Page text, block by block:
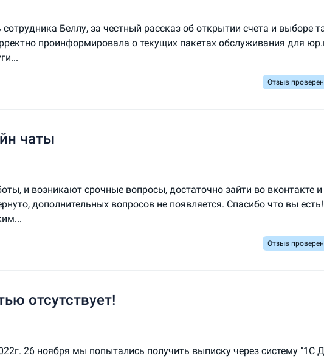
сотрудника Беллу, за честный рассказ об открытии счета и выборе
проинформировала о текущих пакетах обслуживания для
Отзыв проверен
чаты
и возникают срочные вопросы, достаточно зайти во вконтакте и
дополнительных вопросов не появляется. Спасибо что вы
Отзыв проверен
отсутствует!
26 ноября мы попытались получить выписку через систему "1С